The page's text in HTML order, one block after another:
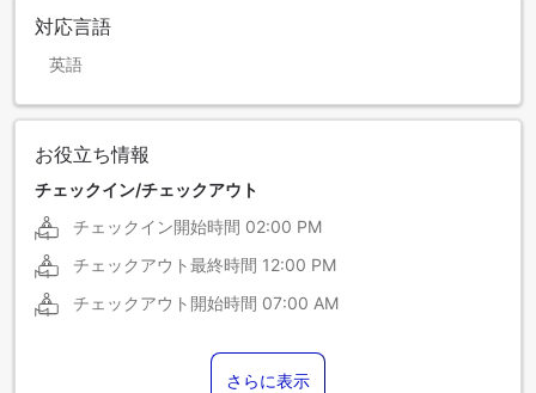
対応言語
英語
お役立ち情報
チェックイン/チェックアウト
チェックイン開始時間 02:00 PM
チェックアウト最終時間 12:00 PM
チェックアウト開始時間 07:00 AM
さらに表示